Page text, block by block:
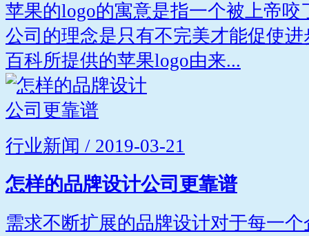
苹果的logo的寓意是指一个被上帝
公司的理念是只有不完美才能促使
百科所提供的苹果logo由来...
行业新闻 / 2019-03-21
怎样的品牌设计公司更靠谱
需求不断扩展的品牌设计对于每一